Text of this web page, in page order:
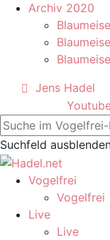
Archiv 2020
Jens Hadel
Suchfeld
Vogelfrei
Vogelfrei
Live
Live